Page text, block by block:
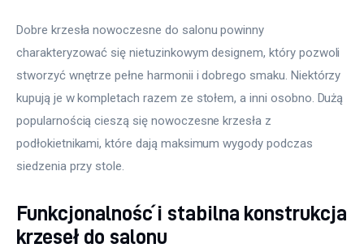
Dobre krzesła nowoczesne do salonu powinny
charakteryzować się nietuzinkowym designem, który pozwoli
stworzyć wnętrze pełne harmonii i dobrego smaku. Niektórzy
kupują je w kompletach razem ze stołem, a inni osobno. Dużą
popularnością cieszą się nowoczesne krzesła z
podłokietnikami, które dają maksimum wygody podczas
siedzenia przy stole.
Funkcjonalność i stabilna konstrukcja
krzeseł do salonu